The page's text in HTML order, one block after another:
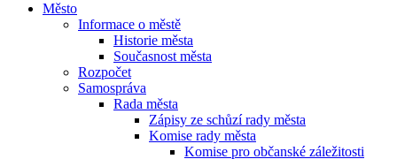
Město
Informace o městě
Historie města
Současnost města
Rozpočet
Samospráva
Rada města
Zápisy ze schůzí rady města
Komise rady města
Komise pro občanské záležitosti